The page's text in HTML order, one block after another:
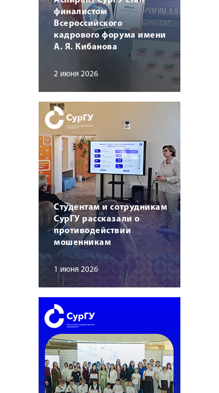
финалистом
Всероссийского
кадрового форума имени
А. Я. Кибанова
2 июня 2026
Студентам и сотрудникам
СурГУ рассказали о
противодействии
мошенникам
1 июня 2026